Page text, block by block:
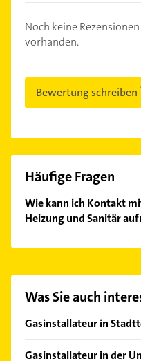
Noch keine
vorhanden.
Bewertung schreiben
Häufige Fragen
Wie kann ich Kontakt
Heizung und Sanitär
Hier finden Sie alle
Was Sie auch
Gasinstallateur in
Allach
Gasinstallateur in der